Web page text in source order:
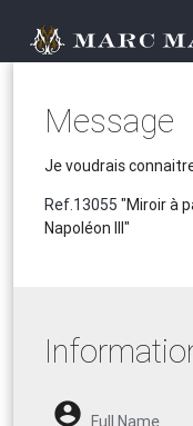
Message
Je voudrais
Ref.13055 "Miroir à
Napoléon III"
account_circle Full Name